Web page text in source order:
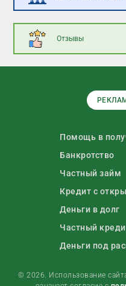
Отзывы
Помощь в
Банкротство
Частный займ
Кредит с
Деньги в долг
Частный
Деньги под
© 2026. Использование